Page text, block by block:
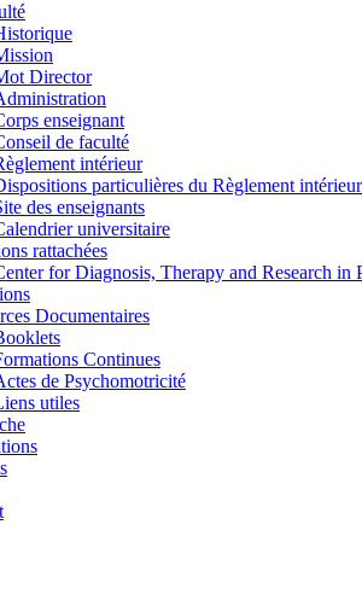
Director
enseignant
de faculté
intérieur
particulières du Règlement intérieur
des enseignants
universitaire
rattachées
for Diagnosis, Therapy and Research in
Documentaires
Continues
de Psychomotricité
utiles